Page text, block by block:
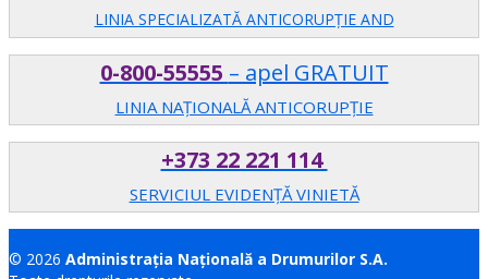
LINIA SPECIALIZATĂ ANTICORUPŢIE AND
0-800-55555 – apel GRATUIT
LINIA NAȚIONALĂ ANTICORUPȚIE
+373 22 221 114
SERVICIUL EVIDENȚĂ VINIETĂ
© 2026 Administrația Națională a Drumurilor S.A.